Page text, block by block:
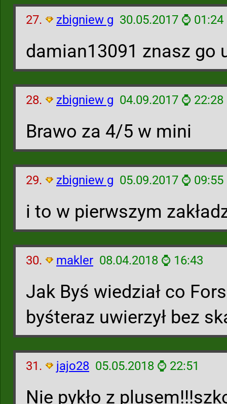
27. zbigniew g 30.05.2017 ⌚ 01:24
damian13091 znasz go
28. zbigniew g 04.09.2017 ⌚ 22:28
Brawo za 4/5 w mini
29. zbigniew g 05.09.2017 ⌚ 09:55
i to w pierwszym
30. makler 08.04.2018 ⌚ 16:43
Jak Byś wiedział co
byśteraz uwierzył bez
31. jajo28 05.05.2018 ⌚ 22:51
Nie pykło z